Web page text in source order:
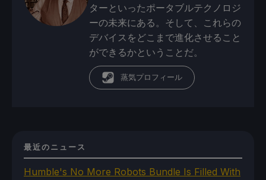
ターといったポータブルテクノロジ
ーの未来にある。そして、これらの
デバイスをどこまで進化させること
ができるかということだ。
蒸気プロフィール
最近のニュース
Humble's No More Robots Bundle Is Filled With